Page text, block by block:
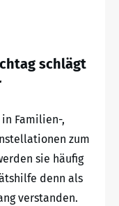
schlägt
Familien-,
zum
sie häufig
denn als
verstanden.